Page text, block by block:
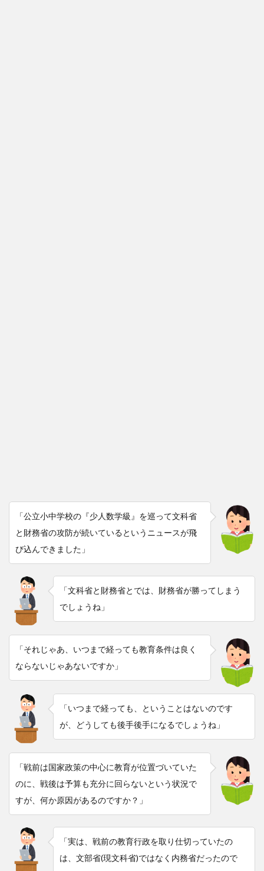
「公立小中学校の『少人数学級』を巡って文科省
と財務省の攻防が続いているというニュースが飛
び込んできました」
「文科省と財務省とでは、財務省が勝ってしまう
でしょうね」
「それじゃあ、いつまで経っても教育条件は良く
ならないじゃあないですか」
「いつまで経っても、ということはないのです
が、どうしても後手後手になるでしょうね」
「戦前は国家政策の中心に教育が位置づいていた
のに、戦後は予算も充分に回らないという状況で
すが、何か原因があるのですか？」
「実は、戦前の教育行政を取り仕切っていたの
は、文部省(現文科省)ではなく内務省だったので